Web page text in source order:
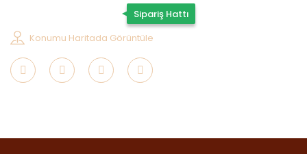
Sipariş Hattı
Konumu Haritada Görüntüle